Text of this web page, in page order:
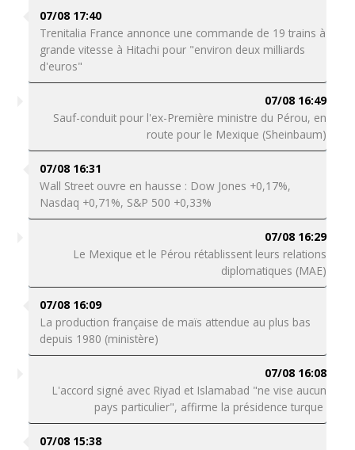
07/08 17:40
Trenitalia France annonce une commande de 19 trains à
grande vitesse à Hitachi pour "environ deux milliards
d'euros"
07/08 16:49
Sauf-conduit pour l'ex-Première ministre du Pérou, en
route pour le Mexique (Sheinbaum)
07/08 16:31
Wall Street ouvre en hausse : Dow Jones +0,17%,
Nasdaq +0,71%, S&P 500 +0,33%
07/08 16:29
Le Mexique et le Pérou rétablissent leurs relations
diplomatiques (MAE)
07/08 16:09
La production française de maïs attendue au plus bas
depuis 1980 (ministère)
07/08 16:08
L'accord signé avec Riyad et Islamabad "ne vise aucun
pays particulier", affirme la présidence turque
07/08 15:38